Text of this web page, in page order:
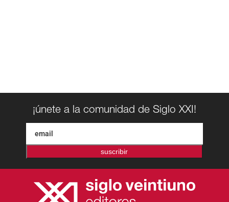
¡únete a la comunidad de Siglo XXI!
suscribir